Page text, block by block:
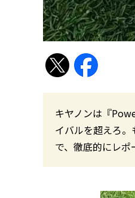
キヤノンは『
イバルを超えろ
で、徹底的にレ